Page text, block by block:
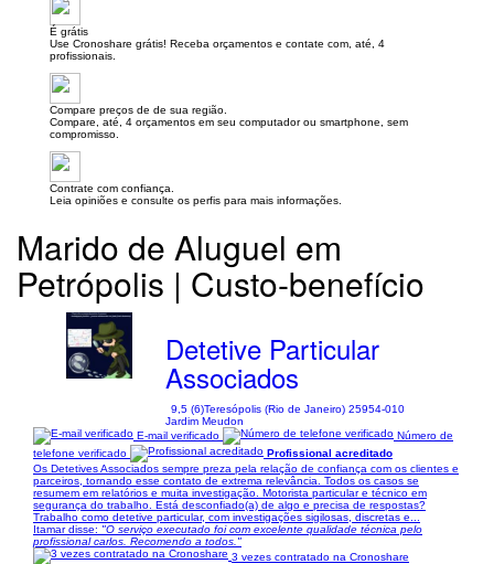
É grátis
Use Cronoshare grátis! Receba orçamentos e contate com, até, 4
profissionais.
Compare preços de de sua região.
Compare, até, 4 orçamentos em seu computador ou smartphone, sem
compromisso.
Contrate com confiança.
Leia opiniões e consulte os perfis para mais informações.
Marido de Aluguel em
Petrópolis | Custo-benefício
Detetive Particular
Associados
9,5 (6)Teresópolis (Rio de Janeiro) 25954-010
Jardim Meudon
E-mail verificado
Número de
telefone verificado
Profissional acreditado
Os Detetives Associados sempre preza pela relação de confiança com os clientes e
parceiros, tornando esse contato de extrema relevância. Todos os casos se
resumem em relatórios e muita investigação. Motorista particular e técnico em
segurança do trabalho. Está desconfiado(a) de algo e precisa de respostas?
Trabalho como detetive particular, com investigações sigilosas, discretas e...
Itamar disse: "O serviço executado foi com excelente qualidade técnica pelo
profissional carlos. Recomendo a todos."
3 vezes contratado na Cronoshare